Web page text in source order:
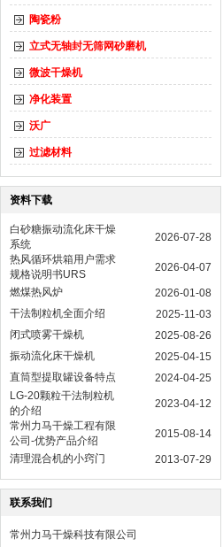
陶瓷粉
立式无轴封无筛网砂磨机
微波干燥机
净化装置
沃广
过滤材料
资料下载
白砂糖振动流化床干燥
系统
2026-07-28
热风循环烘箱用户需求
规格说明书URS
2026-04-07
燃煤热风炉
2026-01-08
干法制粒机全面介绍
2025-11-03
闭式喷雾干燥机
2025-08-26
振动流化床干燥机
2025-04-15
直筒型提取罐设备特点
2024-04-25
LG-20颗粒干法制粒机
的介绍
2023-04-12
常州力马干燥工程有限
公司-优势产品介绍
2015-08-14
清理混合机的小窍门
2013-07-29
联系我们
常州力马干燥科技有限公司